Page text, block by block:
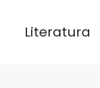
Literatura